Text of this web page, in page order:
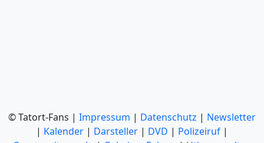
© Tatort-Fans | Impressum | Datenschutz | Newsletter
| Kalender | Darsteller | DVD | Polizeiruf |